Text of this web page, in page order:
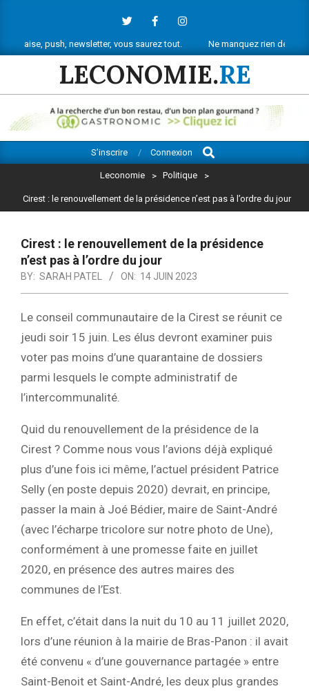
contentnewsletter, vous saurez tout. Ne manquez rien de l’actu
LECONOMIE.RE
Navigation
S’inscrire Connexion
Search
Leconomie > Politique >
Cirest : le renouvellement de la présidence n’est pas à l’ordre du jour
Cirest : le renouvellement de la présidence
n’est pas à l’ordre du jour
BY: SARAH PATEL ON: 14 JUIN 2023
Le conseil communautaire de la Cirest se réunit ce
jeudi soir 15 juin. Les élus devront examiner puis
voter pas moins d’une quarantaine de dossiers
parmi lesquels le compte administratif de
l’intercommunalité.
Quid du renouvellement de la présidence de la
Cirest ? Comme nous vous l’avions déjà expliqué
plus d’une fois ici même, l’actuel président Patrice
Selly (en poste depuis 2020) devrait, en principe,
passer la main à Joé Bédier, maire de Saint-André
(avec l’écharpe tricolore sur notre photo de Une),
conformément à une promesse faite en juillet
2020, en présence des autres maires des
communes de l’Est.
En effet, c’était dans la nuit du 10 au 11 juillet 2020,
lors d’une réunion à la mairie de Bras-Panon : il avait
été convenu « d’une gouvernance partagée » entre
Saint-Benoit et Saint-André, les deux plus grandes